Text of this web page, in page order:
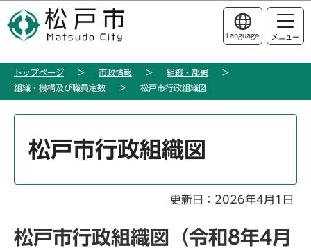
の
ー
このページの本文へ移動
Language メニュー
トップページ 市政情報
組織・部署
組織・機構及び職員定数
松戸市行政組織図
松戸市行政組織図
更新日：2026年4月1日
松戸市行政組織図（令和8年4月